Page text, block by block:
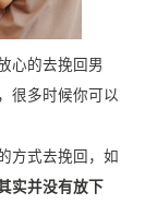
心的去挽回男
很多时候你可以
方式去挽回，如
实并没有放下